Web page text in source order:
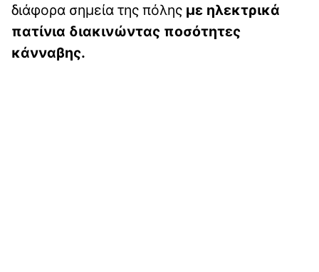
διάφορα σημεία της πόλης με ηλεκτρικά
πατίνια διακινώντας ποσότητες
κάνναβης.